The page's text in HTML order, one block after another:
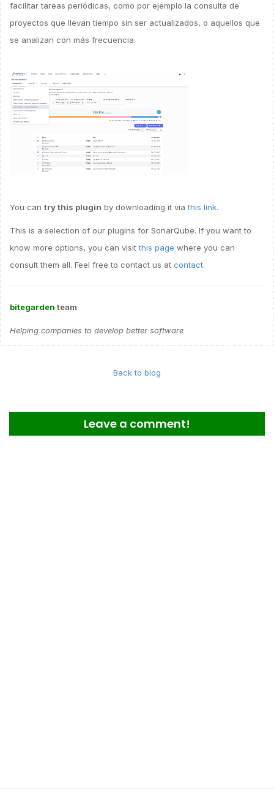
facilitar tareas periódicas, como por ejemplo la consulta de
proyectos que llevan tiempo sin ser actualizados, o aquellos que
se analizan con más frecuencia.
You can try this plugin by downloading it viathis link.
This is a selection of our plugins for SonarQube. If you want to
know more options, you can visitthis page where you can
consult them all. Feel free to contact us at contact.
bitegarden team
Helping companies to develop better software
Back to blog
Leave a comment!